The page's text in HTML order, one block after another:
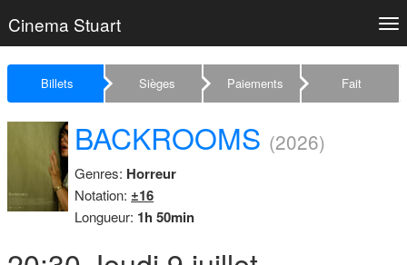
Cinema Stuart
Billets Sièges Paiements Fait
BACKROOMS (2026)
Genres: Horreur
Notation: ±16
Longueur: 1h 50min